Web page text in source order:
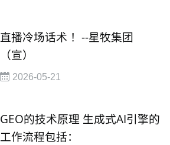
直播冷场话术 ！--星牧集团
（宣）
2026-05-21
GEO的技术原理 生成式AI引擎的
工作流程包括：